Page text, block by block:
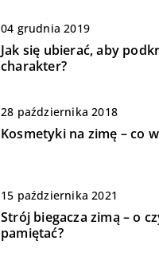
04 grudnia 2019
Jak się ubierać, aby
charakter?
28 października 2018
Kosmetyki na zimę – co
15 października 2021
Strój biegacza zimą – o
pamiętać?